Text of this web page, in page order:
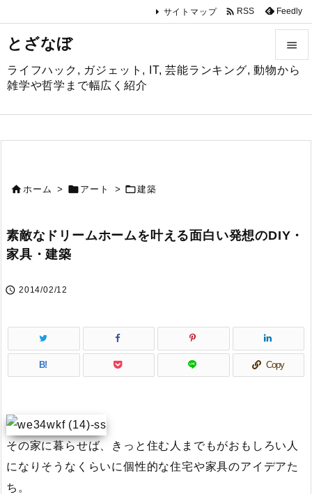
とざなぼ
ライフハック, ガジェット, IT, 芸能ランキング, 動物から
雑学や哲学まで幅広く紹介



サイトマップ  RSS Feedly
ホーム >  アート > 建築
素敵なドリームホームを叶える面白い発想のDIY・
家具・建築
 2014/02/12
B! Copy
その家に暮らせば、きっと住む人までもがおもしろい人
になりそうなくらいに個性的な住宅や家具のアイデアた
ち。